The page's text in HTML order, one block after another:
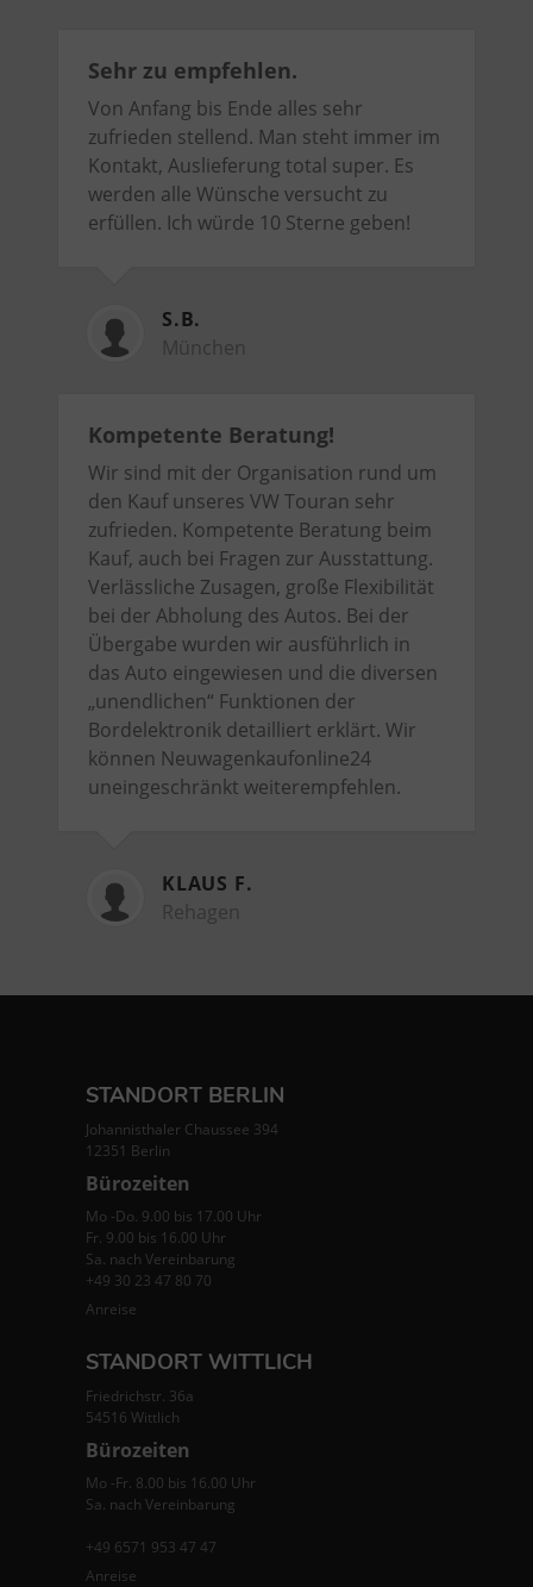
Sehr zu empfehlen.
Von Anfang bis Ende alles sehr
zufrieden stellend. Man steht immer im
Kontakt, Auslieferung total super. Es
werden alle Wünsche versucht zu
erfüllen. Ich würde 10 Sterne geben!
S.B.
München
Kompetente Beratung!
Wir sind mit der Organisation rund um
den Kauf unseres VW Touran sehr
zufrieden. Kompetente Beratung beim
Kauf, auch bei Fragen zur Ausstattung.
Verlässliche Zusagen, große Flexibilität
bei der Abholung des Autos. Bei der
Übergabe wurden wir ausführlich in
das Auto eingewiesen und die diversen
„unendlichen“ Funktionen der
Bordelektronik detailliert erklärt. Wir
können Neuwagenkaufonline24
uneingeschränkt weiterempfehlen.
KLAUS F.
Rehagen
STANDORT BERLIN
Johannisthaler Chaussee 394
12351 Berlin
Bürozeiten
Mo -Do. 9.00 bis 17.00 Uhr
Fr. 9.00 bis 16.00 Uhr
Sa. nach Vereinbarung
+49 30 23 47 80 70
Anreise
STANDORT WITTLICH
Friedrichstr. 36a
54516 Wittlich
Bürozeiten
Mo -Fr. 8.00 bis 16.00 Uhr
Sa. nach Vereinbarung
+49 6571 953 47 47
Anreise